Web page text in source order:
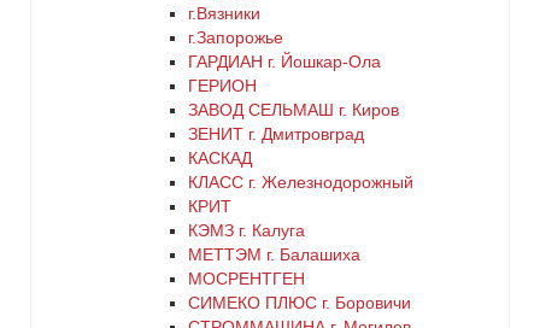
г.Вязники
г.Запорожье
ГАРДИАН г. Йошкар-Ола
ГЕРИОН
ЗАВОД СЕЛЬМАШ г. Киров
ЗЕНИТ г. Дмитровград
КАСКАД
КЛАСС г. Железнодорожный
КРИТ
КЭМЗ г. Калуга
МЕТТЭМ г. Балашиха
МОСРЕНТГЕН
СИМЕКО ПЛЮС г. Боровичи